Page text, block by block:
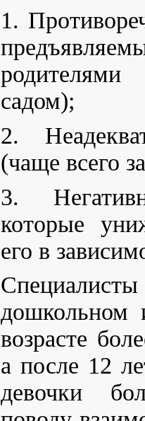
1.
садом);
2.
(чаще всего
3.
которые
его в
возрасте
а после 12
девочки